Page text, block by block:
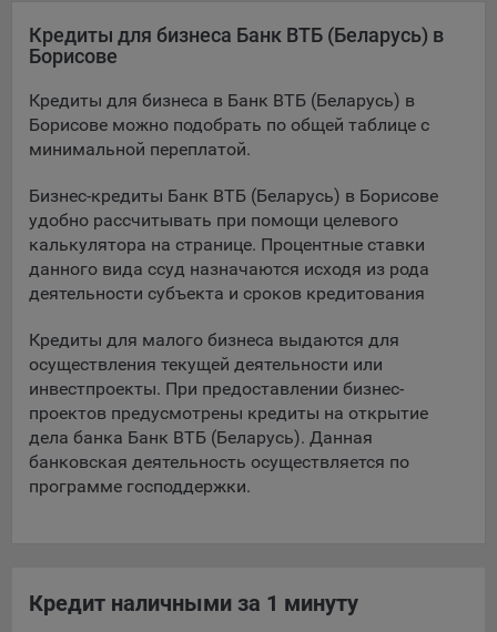
выбора (например, языкового). Техническая аналитика
используется для обеспечения корректной работы сайта.
данной цели:
Сервис хранения информации, предоставляемый
технолоджи», 220069 г. Минск, пр-т Дзержинского, д.3Б,
пом.44.
Рекламные Cookie
принимать меры по совершенствованию работы
Сайта, исходя из предпочтений пользователя, а также
осуществлять подбор рекламы, иных рекламных
назначению для каждого конкретного пользователя.
Компании, которым мы поручаем обработку данных для
данной цели:
Google Ads - сервис показа контекстной рекламы,
Кредиты для бизнеса Банк ВТБ (Беларусь) в
Борисове
Кредиты для бизнеса в Банк ВТБ (Беларусь) в
Борисове можно подобрать по общей таблице с
минимальной переплатой.
Бизнес-кредиты Банк ВТБ (Беларусь) в Борисове
удобно рассчитывать при помощи целевого
калькулятора на странице. Процентные ставки
данного вида ссуд назначаются исходя из рода
деятельности субъекта и сроков кредитования
Кредиты для малого бизнеса выдаются для
осуществления текущей деятельности или
инвестпроекты. При предоставлении бизнес-
проектов предусмотрены кредиты на открытие
дела банка Банк ВТБ (Беларусь). Данная
банковская деятельность осуществляется по
программе господдержки.
Кредит наличными за 1 минуту